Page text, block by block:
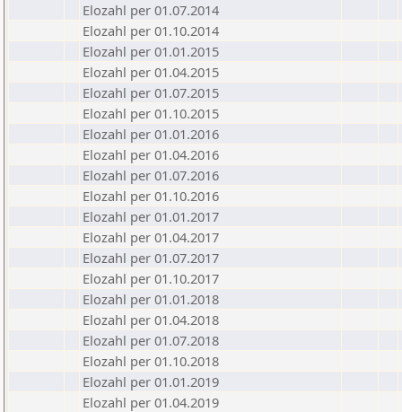
Elozahl per 01.07.2014
Elozahl per 01.10.2014
Elozahl per 01.01.2015
Elozahl per 01.04.2015
Elozahl per 01.07.2015
Elozahl per 01.10.2015
Elozahl per 01.01.2016
Elozahl per 01.04.2016
Elozahl per 01.07.2016
Elozahl per 01.10.2016
Elozahl per 01.01.2017
Elozahl per 01.04.2017
Elozahl per 01.07.2017
Elozahl per 01.10.2017
Elozahl per 01.01.2018
Elozahl per 01.04.2018
Elozahl per 01.07.2018
Elozahl per 01.10.2018
Elozahl per 01.01.2019
Elozahl per 01.04.2019